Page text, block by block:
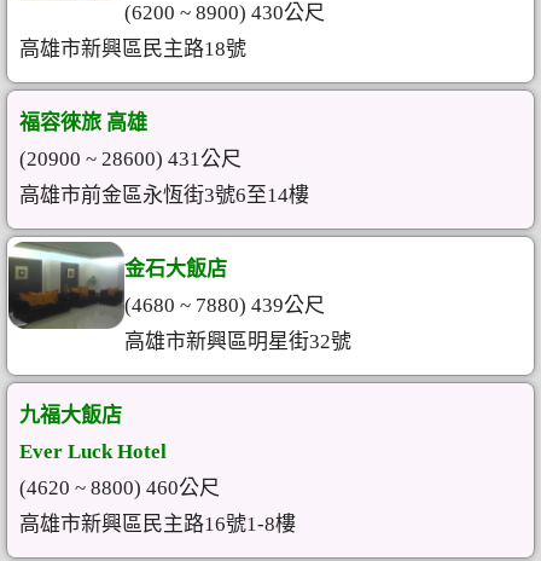
(6200 ~ 8900) 430公尺
高雄市新興區民主路18號
福容徠旅 高雄
(20900 ~ 28600) 431公尺
高雄市前金區永恆街3號6至14樓
金石大飯店
(4680 ~ 7880) 439公尺
高雄市新興區明星街32號
九福大飯店
Ever Luck Hotel
(4620 ~ 8800) 460公尺
高雄市新興區民主路16號1-8樓